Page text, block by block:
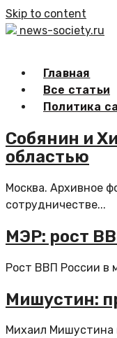
Skip to content
news-society.ru
Главная
Все статьи
Политика
Собянин и
областью
Москва. Архивное
сотрудничестве...
МЭР: рост
Рост ВВП России в
Мишустин:
Михаил Мишустина